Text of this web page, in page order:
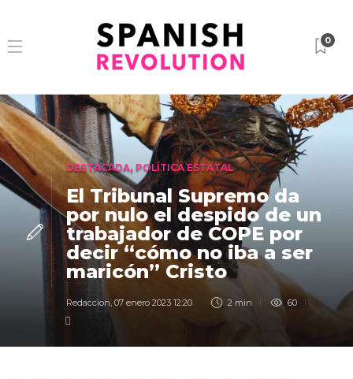
0
DESTACADA, POLÍTICA ESTATAL
El Tribunal Supremo da
por nulo el despido de un
trabajador de COPE por
decir “cómo no iba a ser
maricón” Cristo
Redaccion, 07 enero 2023 12:20 2 min 60